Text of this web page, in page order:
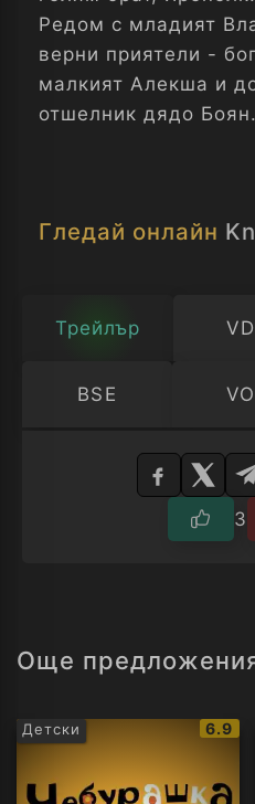
Редом с младият
верни приятели -
малкият Алекша и
отшелник дядо
Гледай онлайн
Трейлър
BSE
Изберете
3
Още
Детски
IMDb
6.9